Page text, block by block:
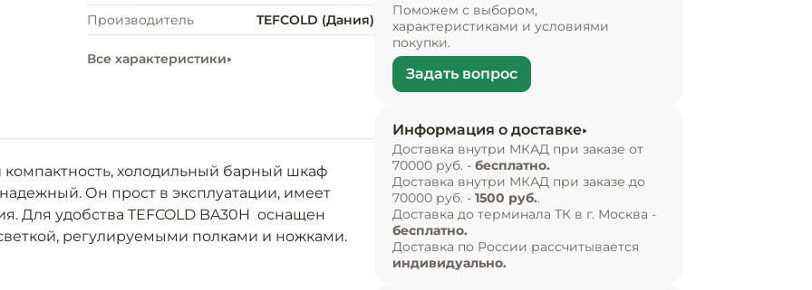
Производитель
TEFCOLD (Дания)
Все характеристики
холодильный барный шкаф
Он прост в эксплуатации, имеет
Для удобства TEFCOLD BA30H  оснащен
регулируемыми полками и ножками.
и статиком (с вентилятором).
Поможем с выбором,
характеристиками и условиями
покупки.
Задать вопрос
Информация о доставке
Доставка внутри МКАД при заказе от
70000 руб. - бесплатно.
Доставка внутри МКАД при заказе до
70000 руб. - 1500 руб..
Доставка до терминала ТК в г. Москва -
бесплатно.
Доставка по России рассчитывается
индивидуально.